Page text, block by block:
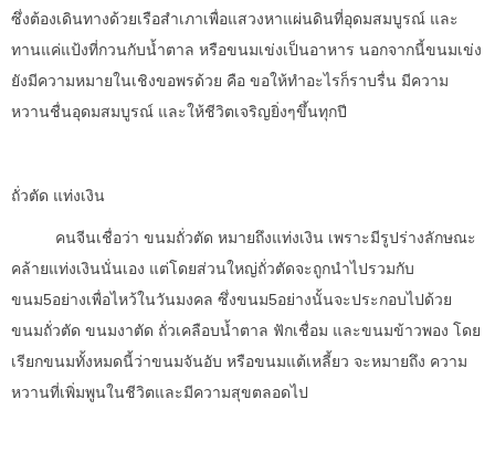
ซึ่งต้องเดินทางด้วยเรือสำเภาเพื่อแสวงหาแผ่นดินที่อุดมสมบูรณ์ และ
ทานแค่แป้งที่กวนกับน้ำตาล หรือขนมเข่งเป็นอาหาร นอกจากนี้ขนมเข่ง
ยังมีความหมายในเชิงขอพรด้วย คือ ขอให้ทำอะไรก็ราบรื่น มีความ
หวานชื่นอุดมสมบูรณ์ และให้ชีวิตเจริญยิ่งๆขึ้นทุกปี
ถั่วตัด แท่งเงิน
คนจีนเชื่อว่า ขนมถั่วตัด หมายถึงแท่งเงิน เพราะมีรูปร่างลักษณะ
คล้ายแท่งเงินนั่นเอง แต่โดยส่วนใหญ่ถั่วตัดจะถูกนำไปรวมกับ
ขนม5อย่างเพื่อไหว้ในวันมงคล ซึ่งขนม5อย่างนั้นจะประกอบไปด้วย
ขนมถั่วตัด ขนมงาตัด ถั่วเคลือบน้ำตาล ฟักเชื่อม และขนมข้าวพอง โดย
เรียกขนมทั้งหมดนี้ว่าขนมจันอับ หรือขนมแต้เหลี้ยว จะหมายถึง ความ
หวานที่เพิ่มพูนในชีวิตและมีความสุขตลอดไป